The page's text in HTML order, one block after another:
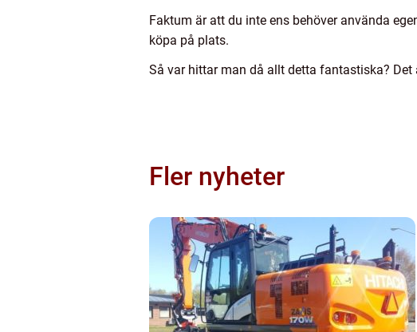
Faktum är att du inte ens behöver använda
köpa på plats.
Så var hittar man då allt detta fantastiska? Det
Fler nyheter